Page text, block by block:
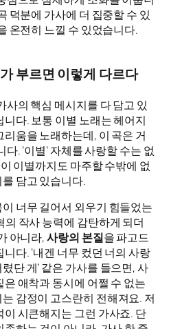
덕분에 가사에 더 집중할 수 있
온전히 느낄 수 있었습니다.
부르면 이렇게 다르다
사의 핵심 메시지를 다 담고 있
다. 보통 이별 노래는 헤어지
움을 노래하는데, 이 곡은 거
. ‘이별’ 자체를 사랑할 수는 없
이 이별까지도 마주할 수밖에 없
담고 있습니다.
너무 길어서 외우기 힘들었는
작사 능력에 감탄하게 되더
아니라,사랑의 본질을 파고드
다. ‘내겐 너무 컸던 너의 사랑
단 게’ 같은 가사를 들으면, 사
애착과 동시에 어쩔 수 없는
감정이 고스란히 전해져요. 저
시큰해지는 그런 가사죠. 단